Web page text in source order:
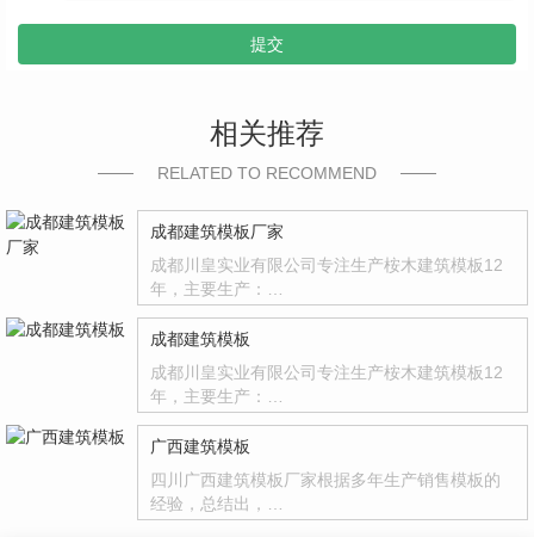
提交
相关推荐
RELATED TO RECOMMEND
成都建筑模板厂家
成都川皇实业有限公司专注生产桉木建筑模板12
年，主要生产：…
成都建筑模板
成都川皇实业有限公司专注生产桉木建筑模板12
年，主要生产：…
广西建筑模板
四川广西建筑模板厂家根据多年生产销售模板的
经验，总结出，…